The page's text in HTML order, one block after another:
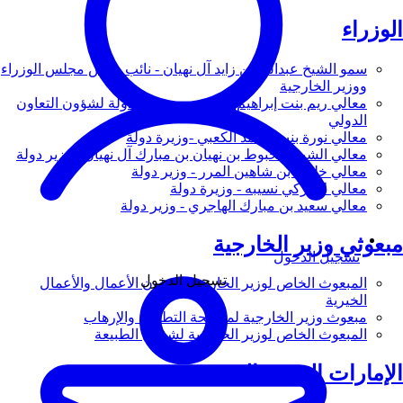
الوزراء
سمو الشيخ عبدالله بن زايد آل نهيان - نائب رئيس مجلس الوزراء
ووزير الخارجية
معالي ريم بنت إبراهيم الهاشمي - وزيرة دولة لشؤون التعاون
الدولي
معالي نورة بنت محمد الكعبي -وزيرة دولة
معالي الشيخ شخبوط بن نهيان بن مبارك آل نهيان - وزير دولة
معالي خليفة بن شاهين المرر - وزير دولة
معالي لانا زكي نسيبه - وزيرة دولة
معالي سعيد بن مبارك الهاجري - وزير دولة
مبعوثي وزير الخارجية
المبعوث الخاص لوزير الخارجية لشؤون الأعمال والأعمال
الخيرية
مبعوث وزير الخارجية لمكافحة التطرف والإرهاب
المبعوث الخاص لوزير الخارجية لشؤون الطبيعة
الإمارات العربية المتحدة
تسجيل الدخول
تسجيل الدخول